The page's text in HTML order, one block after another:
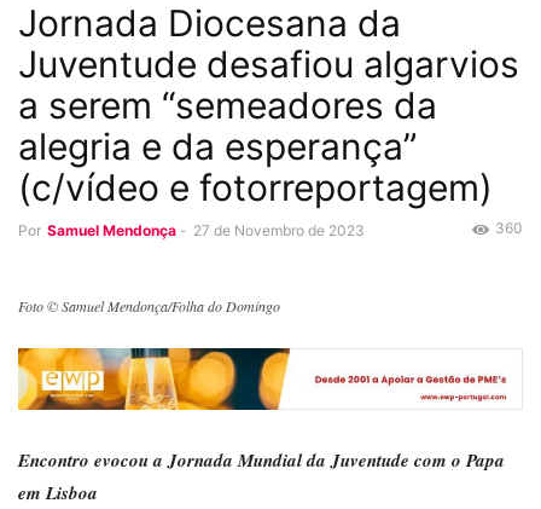
Jornada Diocesana da
Juventude desafiou algarvios
a serem “semeadores da
alegria e da esperança”
(c/vídeo e fotorreportagem)
Por Samuel Mendonça - 27 de Novembro de 2023 360
Foto © Samuel Mendonça/Folha do Domingo
Encontro evocou a Jornada Mundial da Juventude com o Papa
em Lisboa